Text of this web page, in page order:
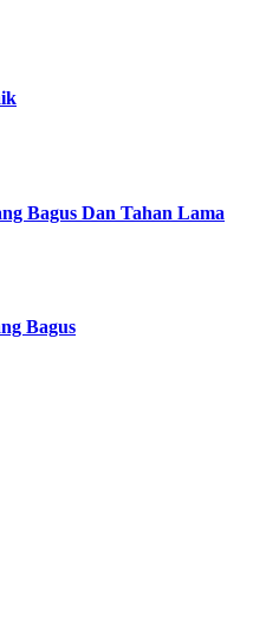
Bagus Dan Tahan Lama
Bagus